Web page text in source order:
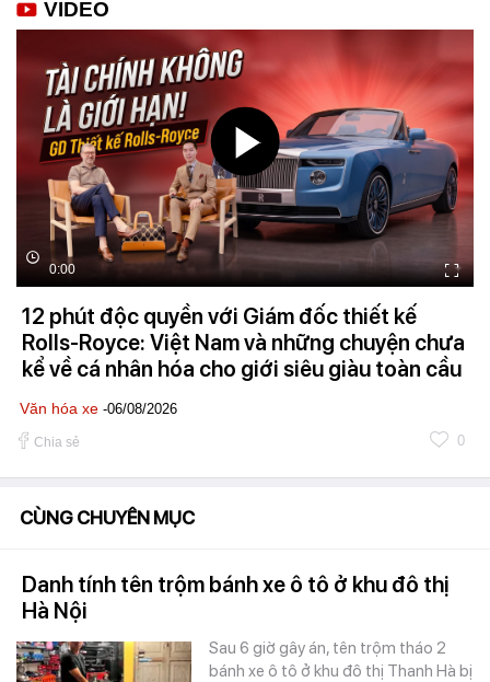
VIDEO
0:00
12 phút độc quyền với Giám đốc thiết kế
Rolls-Royce: Việt Nam và những chuyện chưa
kể về cá nhân hóa cho giới siêu giàu toàn cầu
Văn hóa xe -06/08/2026
Chia sẻ 0
CÙNG CHUYÊN MỤC
Danh tính tên trộm bánh xe ô tô ở khu đô thị
Hà Nội
Sau 6 giờ gây án, tên trộm tháo 2
bánh xe ô tô ở khu đô thị Thanh Hà bị